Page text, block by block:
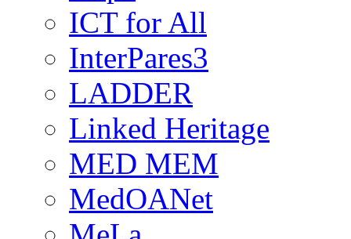
ICT for All
InterPares3
LADDER
Linked Heritage
MED MEM
MedOANet